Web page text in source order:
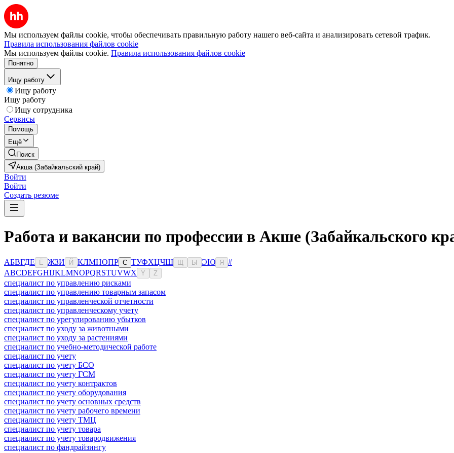
Мы используем файлы cookie, чтобы обеспечивать правильную работу нашего веб-сайта и анализировать сетевой трафик.
Правила использования файлов cookie
Мы используем файлы cookie. Правила использования файлов cookie
Понятно
Ищу работу
Ищу работу
Ищу работу
Ищу сотрудника
Сервисы
Помощь
Ещё
Поиск
Акша (Забайкальский край)
Войти
Войти
Создать резюме
Работа и вакансии по профессии в Акше (Забайкальского
АБВГДЕ Ё ЖЗИ Й КЛМНОПР С ТУФХЦЧШ Ы ЭЮ Я
#
ABCDEFGHIJKLMNOPQRSTUVWX Y Z
специалист по управлению рисками
специалист по управлению товарным запасом
специалист по управленческой отчетности
специалист по управленческому учету
специалист по урегулированию убытков
специалист по уходу за животными
специалист по уходу за растениями
специалист по учебно-методической работе
специалист по учету
специалист по учету БСО
специалист по учету ГСМ
специалист по учету контрактов
специалист по учету оборудования
специалист по учету основных средств
специалист по учету рабочего времени
специалист по учету ТМЦ
специалист по учету товара
специалист по учету товародвижения
специалист по фандрайзингу